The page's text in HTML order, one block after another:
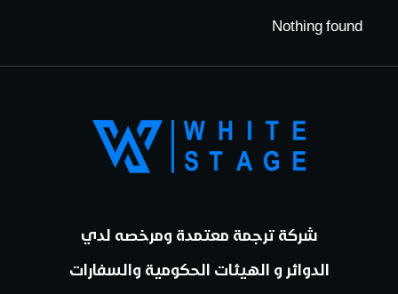
Nothing found
شركة ترجمة معتمدة ومرخصه لدي
الدوائر و الهيئات الحكومية والسفارات